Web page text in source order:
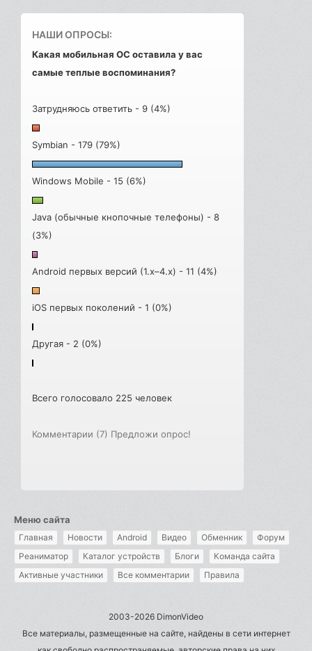
НАШИ ОПРОСЫ:
Какая мобильная ОС оставила у вас
самые теплые воспоминания?
Затрудняюсь ответить - 9 (4%)
Symbian - 179 (79%)
Windows Mobile - 15 (6%)
Java (обычные кнопочные телефоны) - 8
(3%)
Android первых версий (1.x–4.x) - 11 (4%)
iOS первых поколений - 1 (0%)
Другая - 2 (0%)
Всего голосовало 225 человек
Комментарии (7) Предложи опрос!
Меню сайта
Главная Новости Android Видео Обменник
Форум
Реаниматор
Каталог устройств Блоги
Команда сайта
Активные участники
Все комментарии Правила
2003-2026 DimonVideo
Все материалы, размещенные на сайте, найдены в сети интернет